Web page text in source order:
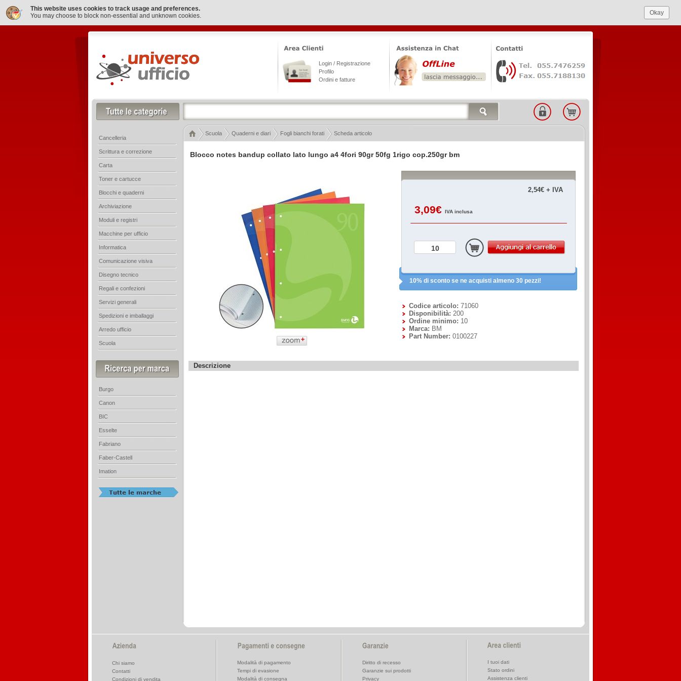
This website uses cookies to track usage and preferences.
You may choose to block non-essential and unknown cookies.
Okay
Blocco notes bandup collato lato lungo a4 4fori 90gr 50fg 1rigo cop.250gr bm
Descrizione
2,54€ + IVA
3,09€ IVA inclusa
10% di sconto se ne acquisti almeno 30 pezzi!
Codice articolo: 71060
Disponibilità: 200
Ordine minimo: 10
Marca: BM
Part Number: 0100227
Login / Registrazione
Profilo
Ordini e fatture
Scuola Quaderni e diari Fogli bianchi forati Scheda articolo
Cancelleria
Scrittura e correzione
Carta
Toner e cartucce
Blocchi e quaderni
Archiviazione
Moduli e registri
Macchine per ufficio
Informatica
Comunicazione visiva
Disegno tecnico
Regali e confezioni
Servizi generali
Spedizioni e imballaggi
Arredo ufficio
Scuola
Burgo
Canon
BIC
Esselte
Fabriano
Faber-Castell
Imation
Chi siamo
Contatti
Condizioni di vendita
Modalità di pagamento
Tempi di evasione
Modalità di consegna
Diritto di recesso
Garanzie sui prodotti
Privacy
I tuoi dati
Stato ordini
Assistenza clienti